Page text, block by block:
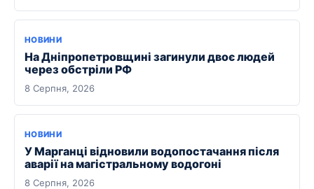
НОВИНИ
На Дніпропетровщині загинули двоє людей
через обстріли РФ
8 Серпня, 2026
НОВИНИ
У Марганці відновили водопостачання після
аварії на магістральному водогоні
8 Серпня, 2026